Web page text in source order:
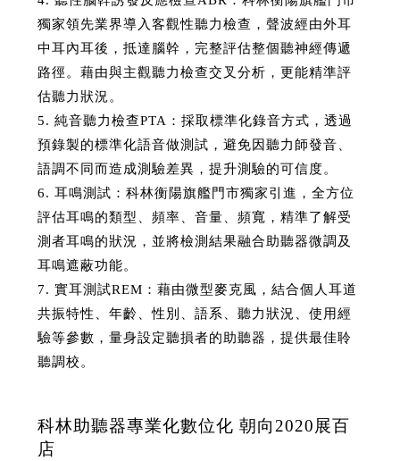
獨家領先業界導入客觀性聽力檢查，聲波經由外耳
中耳內耳後，抵達腦幹，完整評估整個聽神經傳遞
路徑。藉由與主觀聽力檢查交叉分析，更能精準評
估聽力狀況。
5. 純音聽力檢查PTA：採取標準化錄音方式，透過
預錄製的標準化語音做測試，避免因聽力師發音、
語調不同而造成測驗差異，提升測驗的可信度。
6. 耳鳴測試：科林衡陽旗艦門市獨家引進，全方位
評估耳鳴的類型、頻率、音量、頻寬，精準了解受
測者耳鳴的狀況，並將檢測結果融合助聽器微調及
耳鳴遮蔽功能。
7. 實耳測試REM：藉由微型麥克風，結合個人耳道
共振特性、年齡、性別、語系、聽力狀況、使用經
驗等參數，量身設定聽損者的助聽器，提供最佳聆
聽調校。
科林助聽器專業化數位化 朝向2020展百
店